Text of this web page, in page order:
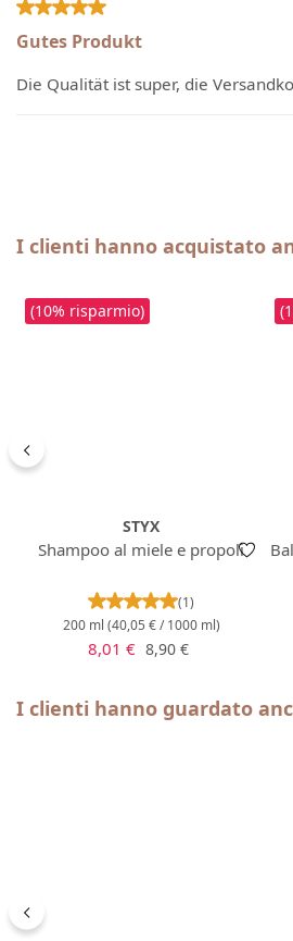
Recensione con valutazione di 5 su 5
Gutes Produkt
Die Qualität ist super, die
Salta la galleria dei prodotti
I clienti hanno acquistato
(10% risparmio)
STYX
Shampoo al miele e propoli
Valutazione media
(1)
200 ml (40,05 € / 1000 ml)
Prezzo di vendita:
8,01 € Prezzo normale:
8,90 €
Salta la galleria dei prodotti
I clienti hanno guardato